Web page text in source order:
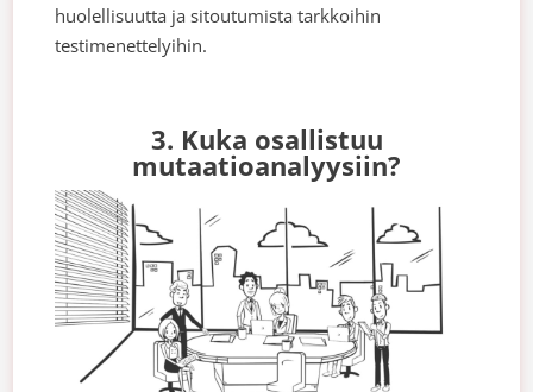
huolellisuutta ja sitoutumista tarkkoihin
testimenettelyihin.
3. Kuka osallistuu
mutaatioanalyysiin?